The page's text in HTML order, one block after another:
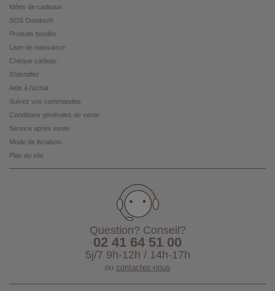
Idées de cadeaux
SOS Doudou®
Produits brodés
Liste de naissance
Chèque cadeau
S'identifier
Aide à l'achat
Suivez vos commandes
Conditions générales de vente
Service après vente
Mode de livraison
Plan du site
Question? Conseil?
02 41 64 51 00
5j/7 9h-12h / 14h-17h
ou contactez-nous